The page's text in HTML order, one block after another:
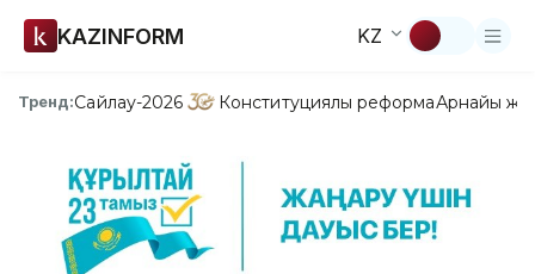
KAZINFORM KZ
Тренд:Сайлау-2026 Конституциялық реформаАрнайы